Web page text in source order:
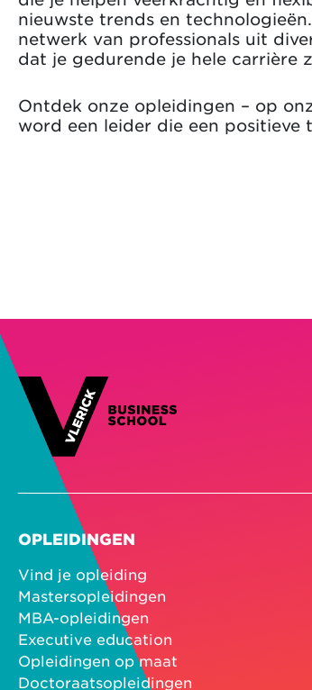
nieuwste trends en
netwerk van professionals uit
dat je gedurende je hele carrière
Ontdek onze opleidingen – op
word een leider die een positieve
OPLEIDINGEN
Vind je opleiding
Mastersopleidingen
MBA-opleidingen
Executive education
Opleidingen op maat
Doctoraatsopleidingen